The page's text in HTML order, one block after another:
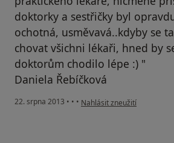
doktorky a sestřičky byl
ochotná, usměvavá..kdyby se
chovat všichni lékaři, hned by
doktorům chodilo lépe :) "
Daniela Řebíčková
22. srpna 2013 • • • podle názoru uživatele Váš
Nahlásit zneužití